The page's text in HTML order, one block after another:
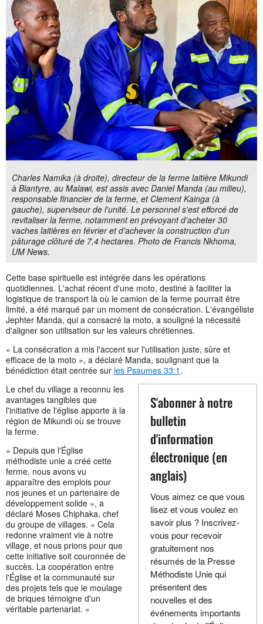
Charles Namika (à droite), directeur de la ferme laitière Mikundi
à Blantyre, au Malawi, est assis avec Daniel Manda (au milieu),
responsable financier de la ferme, et Clement Kainga (à
gauche), superviseur de l'unité. Le personnel s'est efforcé de
revitaliser la ferme, notamment en prévoyant d'acheter 30
vaches laitières en février et d'achever la construction d'un
pâturage clôturé de 7,4 hectares. Photo de Francis Nkhoma,
UM News.
Cette base spirituelle est intégrée dans les opérations
quotidiennes. L'achat récent d'une moto, destiné à faciliter la
logistique de transport là où le camion de la ferme pourrait être
limité, a été marqué par un moment de consécration. L'évangéliste
Jephter Manda, qui a consacré la moto, a souligné la nécessité
d'aligner son utilisation sur les valeurs chrétiennes.
« La consécration a mis l'accent sur l'utilisation juste, sûre et
efficace de la moto », a déclaré Manda, soulignant que la
bénédiction était centrée sur les Psaumes 33:1 .
S'abonner à notre
bulletin
d'information
électronique (en
anglais)
Vous aimez ce que vous
lisez et vous voulez en
savoir plus ? Inscrivez-
vous pour recevoir
gratuitement nos
résumés de la Presse
Méthodiste Unie qui
présentent des
nouvelles et des
événements importants
Le chef du village a reconnu les
avantages tangibles que
l'initiative de l'église apporte à la
région de Mikundi où se trouve
la ferme.
« Depuis que l'Église
méthodiste unie a créé cette
ferme, nous avons vu
apparaître des emplois pour
nos jeunes et un partenaire de
développement solide », a
déclaré Moses Chiphaka, chef
du groupe de villages. « Cela
redonne vraiment vie à notre
village, et nous prions pour que
cette initiative soit couronnée de
succès. La coopération entre
l'Église et la communauté sur
des projets tels que le moulage
de briques témoigne d'un
véritable partenariat. »